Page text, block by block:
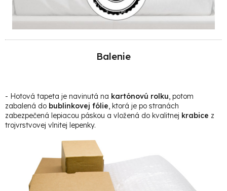
Balenie
- Hotová tapeta je navinutá na kartónovú rolku, potom
zabalená do bublinkovej fólie, ktorá je po stranách
zabezpečená lepiacou páskou a vložená do kvalitnej krabice z
trojvrstvovej vlnitej lepenky.